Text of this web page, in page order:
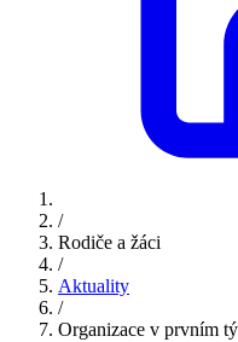
/
Rodiče a žáci
/
Aktuality
/
Organizace v prvním